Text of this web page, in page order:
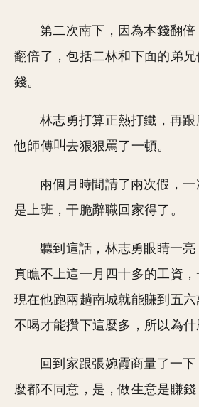
第二次南下，因為本錢翻
翻倍了，包括二林和下面的弟
錢。
林志勇打算正熱打鐵，再
他師傅
去狠狠罵了一頓。
兩個月時間請了兩次假，
是上班，干脆辭職回家得了。
聽到這話，林志勇眼睛一
真瞧不上這一月四十多的工資，
現在他跑兩趟南城就能賺到五
不喝才能攢下這麼多，所以為什
回到家跟張婉霞商量了一
麼都不同意，是，做生意是賺